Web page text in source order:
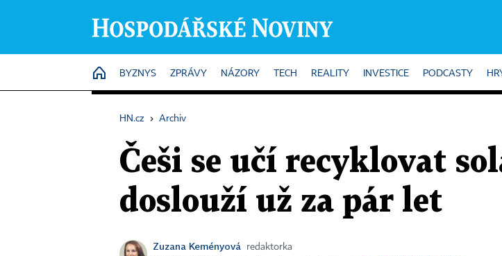
HOME
BYZNYS ZPRÁVY NÁZORY TECH REALITY INVESTICE PODCASTY
HN.cz › Archiv
Češi se učí recyklovat
doslouží už za pár let
Zuzana Keményová
redaktorka